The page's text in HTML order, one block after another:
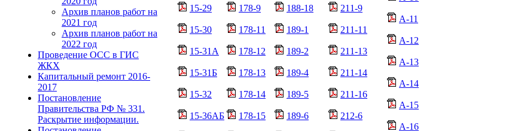
Архив планов работ на
2021 год
Архив планов работ на
2022 год
Проведение ОСС в ГИС
ЖКХ
Капитальный ремонт 2016-
2017
Постановление
Правительства РФ № 331.
Раскрытие информации.
15-29
15-30
15-31А
15-31Б
15-32
15-36АБ
178-9
178-11
178-12
178-13
178-14
178-15
188-18
189-1
189-2
189-4
189-5
189-6
211-9
211-11
211-13
211-14
211-16
212-6
А-11
А-12
А-13
А-14
А-15
А-16